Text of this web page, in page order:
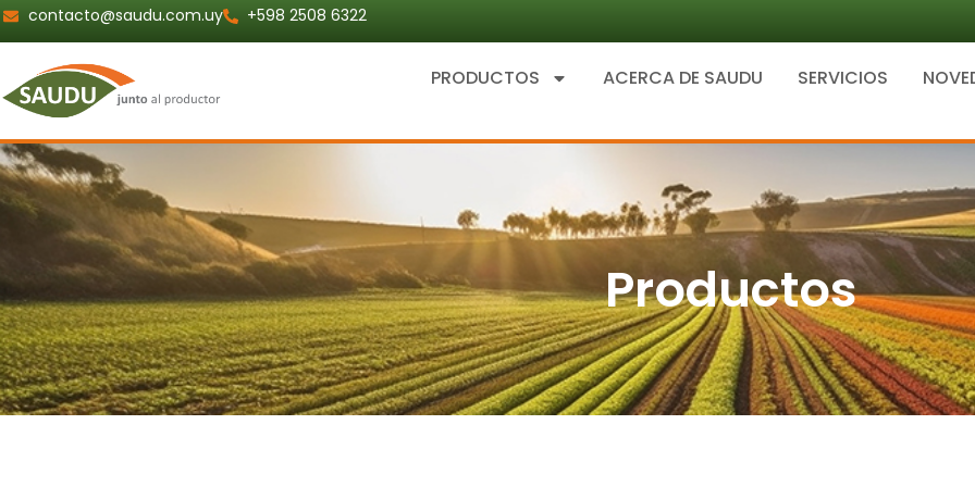
Ir
al
contenido
contacto@saudu.com.uy +598 2508 6322
PRODUCTOS ACERCA DE SAUDU SERVICIOS
Productos